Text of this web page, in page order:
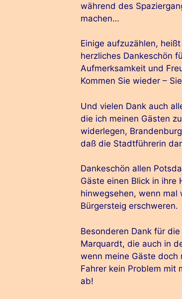
während des
machen…
Einige aufzuzählen,
herzliches Dankeschön
Aufmerksamkeit und
Kommen Sie wieder –
Und vielen Dank auch
die ich meinen Gästen
widerlegen,
daß die Stadtführerin
Dankeschön allen
Gäste einen Blick in
hinwegsehen, wenn mal
Bürgersteig erschweren.
Besonderen Dank für
Marquardt, die auch in
wenn meine Gäste
Fahrer kein Problem mit
ab!